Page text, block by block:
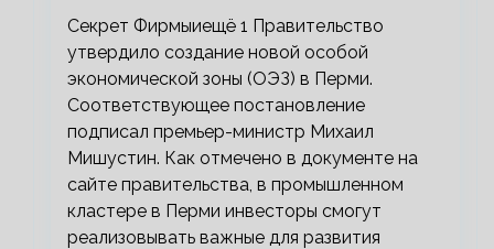
Секрет Фирмыиещё 1 Правительство
утвердило создание новой особой
экономической зоны (ОЭЗ) в Перми.
Соответствующее постановление
подписал премьер-министр Михаил
Мишустин. Как отмечено в документе на
сайте правительства, в промышленном
кластере в Перми инвесторы смогут
реализовывать важные для развития